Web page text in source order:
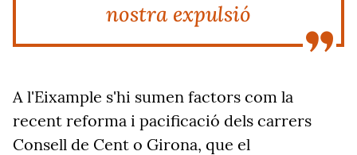
nostra expulsió
A l'Eixample s'hi sumen factors com la
recent reforma i pacificació dels carrers
Consell de Cent o Girona, que el